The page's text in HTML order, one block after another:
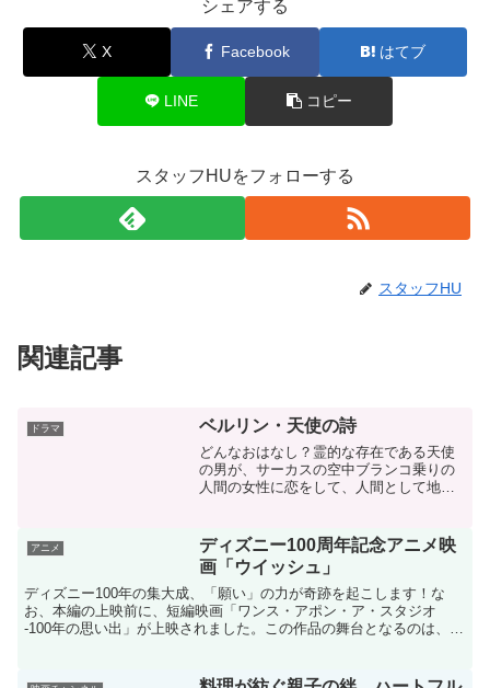
シェアする
X Facebook はてブ
LINE コピー
スタッフHUをフォローする
スタッフHU
関連記事
ドラマ ベルリン・天使の詩
どんなおはなし？霊的な存在である天使
の男が、サーカスの空中ブランコ乗りの
人間の女性に恋をして、人間として地上
作先日ヴィム・ベンダース監督の「パー
フェクト・デイズ」に出演...
アニメ
ディズニー100周年記念アニメ映
画「ウイッシュ」
ディズニー100年の集大成、「願い」の力が奇跡を起こします！な
お、本編の上映前に、短編映画「ワンス・アポン・ア・スタジオ
-100年の思い出」が上映されました。この作品の舞台となるのは、デ